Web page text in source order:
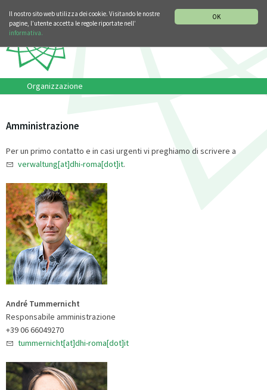
OK
Il nostro sito web utilizza dei cookie. Visitando le nostre
pagine, l’utente accetta le regole riportate nell’
informativa.
Organizzazione
Amministrazione
Per un primo contatto e in casi urgenti vi preghiamo di scrivere a
verwaltung[at]dhi-roma[dot]it.
André Tummernicht
Responsabile amministrazione
+39 06 66049270
tummernicht[at]dhi-roma[dot]it